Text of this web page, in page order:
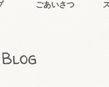
ごあいさつ
Blog